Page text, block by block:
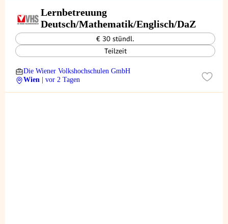
Lernbetreuung
Deutsch/Mathematik/Englisch/DaZ
€ 30 stündl.
Teilzeit
Die Wiener Volkshochschulen GmbH
Wien
| vor 2 Tagen